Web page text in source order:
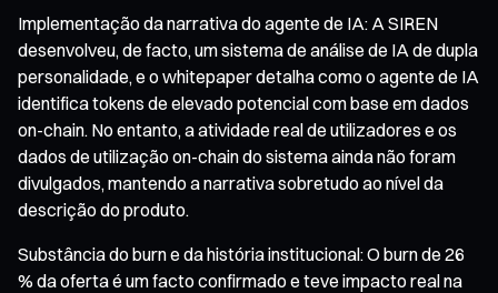
Implementação da narrativa do agente de IA: A SIREN
desenvolveu, de facto, um sistema de análise de IA de dupla
personalidade, e o whitepaper detalha como o agente de IA
identifica tokens de elevado potencial com base em dados
on-chain. No entanto, a atividade real de utilizadores e os
dados de utilização on-chain do sistema ainda não foram
divulgados, mantendo a narrativa sobretudo ao nível da
descrição do produto.
Substância do burn e da história institucional: O burn de 26
% da oferta é um facto confirmado e teve impacto real na